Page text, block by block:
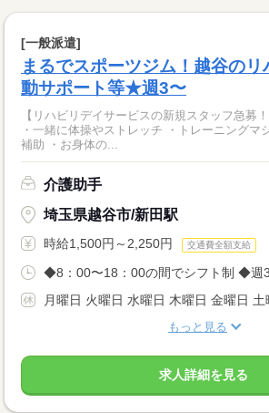
[一般派遣]
まるでスポーツジム！越谷の
動サポート等★週3〜
【リハビリデイサービスの新規スタッフ急募！】 ☆主な仕事内
・一緒に体操やストレッチ ・トレーニングマ
補助 ・お身体の...
介護助手
埼玉県越谷市/新田駅
時給1,500円～2,250円 交通費全額支給
◆8：00〜18：00の間でシフト制 ◆週3
月曜日 火曜日 水曜日 木曜日 金曜日
もっと見る
求人詳細を見る